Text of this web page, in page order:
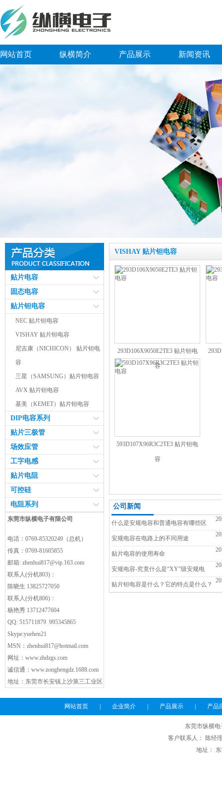
网站首页 纵横简介 产品展示 新闻资讯
贴片电容
固态电容
贴片钽电容
NEC 贴片钽电容
VISHAY 贴片钽电容
尼吉康（NICHICON） 贴片钽电
容
三星（SAMSUNG）贴片钽电容
AVX 贴片钽电容
基美（KEMET）贴片钽电容
DIP电容系列
贴片三极管
场效应管
工字电感
贴片电阻
可控硅
电阻系列
东莞市纵横电子有限公司
电话：0769-85320249（总机）
传真：0769-81605855
邮箱: zhenhui817@vip.163.com
联系人(分机803)：
陈晓生 13825727050
联系人(分机806)：
杨艳秀 13712477604
QQ: 515711879 995345865
Skype:yuehen21
MSN： zhenhui817@hotmail.com
网址： www.zhdzgs.com
诚信通： www.zonghengdz.1688.com
地址：东莞市长安镇上沙第三工业区
VISHAY 贴片钽电容
293D106X9050E2TE3 贴片钽电
容
593D107X96R3C2TE3 贴片钽电
容
公司新闻
什么是安规电容和普通电容有哪些区
别？
安规电容在电路上的不同用途
贴片电容的使用寿命
安规电容-究竟什么是“XY”级安规电
容？
贴片钽电容是什么？它的特点是什么？
网站首页 企业简介 产品展示 产品
东莞市纵横
客户联系人： 陈经
地址：